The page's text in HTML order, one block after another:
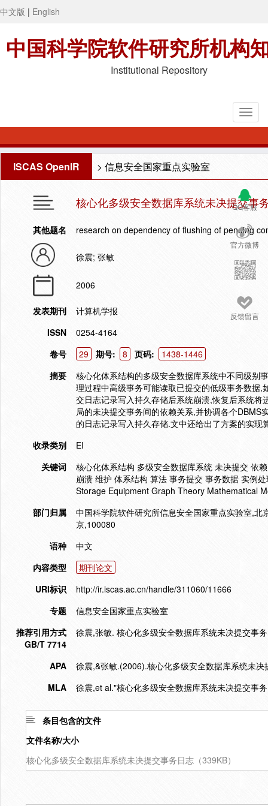
中文版 | English
中国科学院软件研究所机构
Institutional Repository
ISCAS OpenIR > 信息安全国家重点实验室
QQ客服
官方微博
反馈留言
核心化多级安全数据库系统未决提交事
其他题名 research on dependency of flushing of pending
徐震; 张敏
2006
发表期刊
计算机学报
ISSN
0254-4164
卷号
29 期号: 8 页码:
1438-1446
摘要
核心化体系结构的多级安全数据库系统中不同级别
理过程中高级事务可能读取已提交的低级事务数据
交日志记录写入持久存储后系统崩溃,恢复后系统
局的未决提交事务间的依赖关系,并协调各个
的日志记录写入持久存储.文中还给出了方案的实现
收录类别
EI
关键词
核心化体系结构 多级安全数据库系统 未决提交 依
崩溃 维护 体系结构 算法 事务提交 事务数据 实例
Storage Equipment Graph Theory Mathematical
部门归属
中国科学院软件研究所信息安全国家重点实验室,
京,100080
语种
中文
内容类型
期刊论文
URI标识
http://ir.iscas.ac.cn/handle/311060/11666
专题
信息安全国家重点实验室
推荐引用方式
GB/T 7714
徐震,张敏. 核心化多级安全数据库系统未决提交事
APA
徐震,&张敏.(2006).核心化多级安全数据库系统未
MLA
徐震,et al."核心化多级安全数据库系统未决提交事
条目包含的文件
文件名称/大小
核心化多级安全数据库系统未决提交事务日志（339KB）